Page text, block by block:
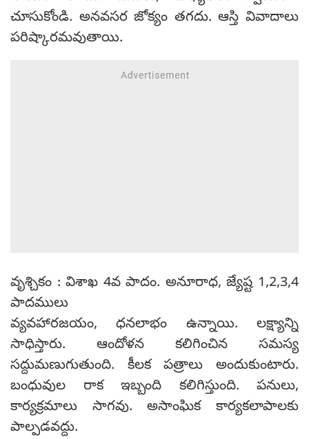
చూసుకోండి. అనవసర జోక్యం తగదు. ఆస్తి వివాదాలు
పరిష్కారమవుతాయి.
వృశ్చికం : విశాఖ 4వ పాదం. అనూరాధ, జ్యేష్ట 1,2,3,4
పాదములు
వ్యవహారజయం, ధనలాభం ఉన్నాయి. లక్ష్యాన్ని
సాధిస్తారు. ఆందోళన కలిగించిన సమస్య
సద్దుమణుగుతుంది. కీలక పత్రాలు అందుకుంటారు.
బంధువుల రాక ఇబ్బంది కలిగిస్తుంది. పనులు,
కార్యక్రమాలు సాగవు. అసాంఘిక కార్యకలాపాలకు
పాల్పడవద్దు.